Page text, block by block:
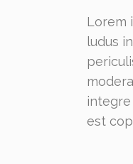
Lorem
ludus
integre
est